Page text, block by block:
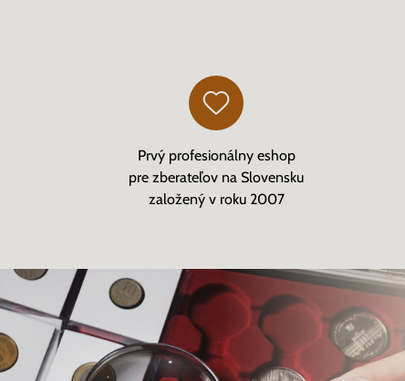
Prvý profesionálny eshop
pre zberateľov na Slovensku
založený v roku 2007